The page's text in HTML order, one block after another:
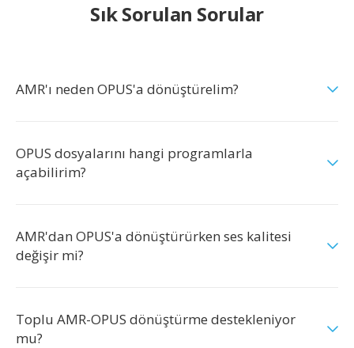
Sık Sorulan Sorular
AMR'ı neden OPUS'a dönüştürelim?
OPUS dosyalarını hangi programlarla
açabilirim?
AMR'dan OPUS'a dönüştürürken ses kalitesi
değişir mi?
Toplu AMR-OPUS dönüştürme destekleniyor
mu?